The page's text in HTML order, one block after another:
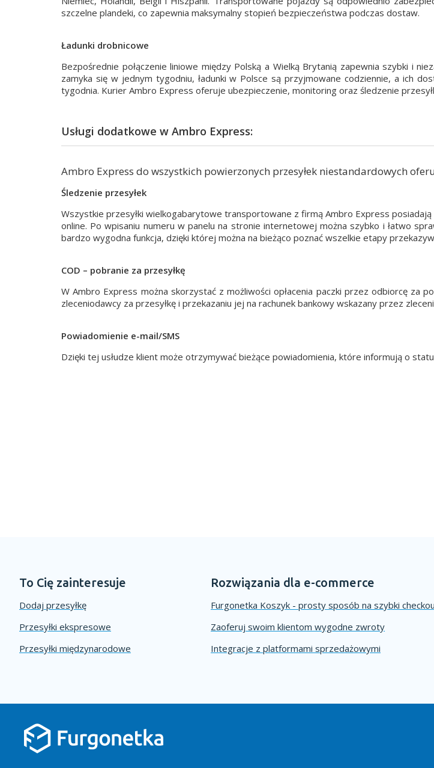
szczelne plandeki, co zapewnia maksymalny stopień bezpieczeństwa podczas dostaw.
Ładunki drobnicowe
Bezpośrednie połączenie liniowe między Polską a Wielką Brytanią zapewnia szybki i
zamyka się w jednym tygodniu, ładunki w Polsce są przyjmowane codziennie, a ich
tygodnia. Kurier Ambro Express oferuje ubezpieczenie, monitoring oraz śledzenie
Usługi dodatkowe w Ambro Express:
Ambro Express do wszystkich powierzonych przesyłek niestandardowych
Śledzenie przesyłek
Wszystkie przesyłki wielkogabarytowe transportowane z firmą Ambro Express
online. Po wpisaniu numeru w panelu na stronie internetowej można szybko i łatwo
bardzo wygodna funkcja, dzięki której można na bieżąco poznać wszelkie etapy
COD – pobranie za przesyłkę
W Ambro Express można skorzystać z możliwości opłacenia paczki przez odbiorcę za
zleceniodawcy za przesyłkę i przekazaniu jej na rachunek bankowy wskazany przez
Powiadomienie e-mail/SMS
Dzięki tej usłudze klient może otrzymywać bieżące powiadomienia, które informują o
To Cię zainteresuje
Dodaj przesyłkę
Przesyłki ekspresowe
Przesyłki międzynarodowe
Rozwiązania dla e-commerce
Furgonetka Koszyk - prosty sposób na szybki
Zaoferuj swoim klientom wygodne zwroty
Integracje z platformami sprzedażowymi